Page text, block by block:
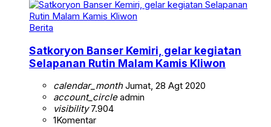
Berita
Satkoryon Banser Kemiri, gelar kegiatan
Selapanan Rutin Malam Kamis Kliwon
calendar_monthJumat, 28 Agt 2020
account_circleadmin
visibility7.904
1Komentar